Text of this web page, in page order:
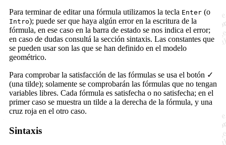
Para terminar de editar una fórmula utilizamos la tecla Enter (o
Intro); puede ser que haya algún error en la escritura de la
fórmula, en ese caso en la barra de estado se nos indica el error;
en caso de dudas consultá la sección sintaxis. Las constantes que
se pueden usar son las que se han definido en el modelo
geométrico.
Para comprobar la satisfacción de las fórmulas se usa el botón ✓
(una tilde); solamente se comprobarán las fórmulas que no tengan
variables libres. Cada fórmula es satisfecha o no satisfecha; en el
primer caso se muestra un tilde a la derecha de la fórmula, y una
cruz roja en el otro caso.
Sintaxis